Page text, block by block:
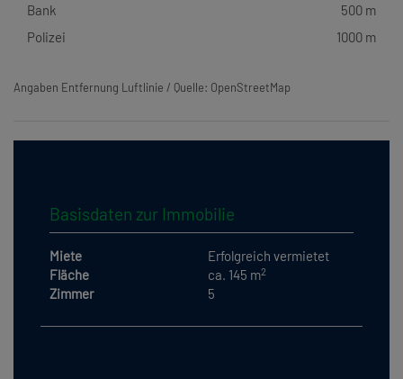
Bank
500 m
Polizei
1000 m
Angaben Entfernung Luftlinie / Quelle: OpenStreetMap
Basisdaten zur Immobilie
Miete
Erfolgreich vermietet
Fläche
ca. 145 m2
Zimmer 5